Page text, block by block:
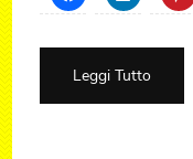
Leggi Tutto